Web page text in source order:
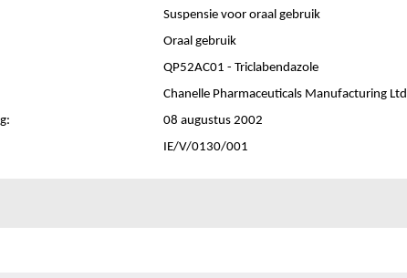
Suspensie voor oraal gebruik
Oraal gebruik
QP52AC01 - Triclabendazole
Chanelle Pharmaceuticals Manufacturing Ltd
08 augustus 2002
IE/V/0130/001